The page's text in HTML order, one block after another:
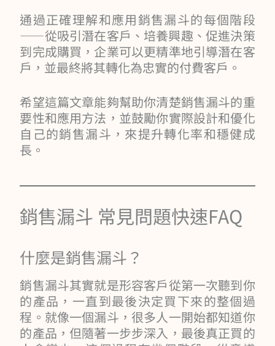
通過正確理解和應用銷售漏斗的每個階段
——從吸引潛在客戶、培養興趣、促進決策
到完成購買，企業可以更精準地引導潛在客
戶，並最終將其轉化為忠實的付費客戶。
希望這篇文章能夠幫助你清楚銷售漏斗的重
要性和應用方法，並鼓勵你實際設計和優化
自己的銷售漏斗，來提升轉化率和穩健成
長。
銷售漏斗 常見問題快速FAQ
什麼是銷售漏斗？
銷售漏斗其實就是形容客戶從第一次聽到你
的產品，一直到最後決定買下來的整個過
程。就像一個漏斗，很多人一開始都知道你
的產品，但隨著一步步深入，最後真正買的